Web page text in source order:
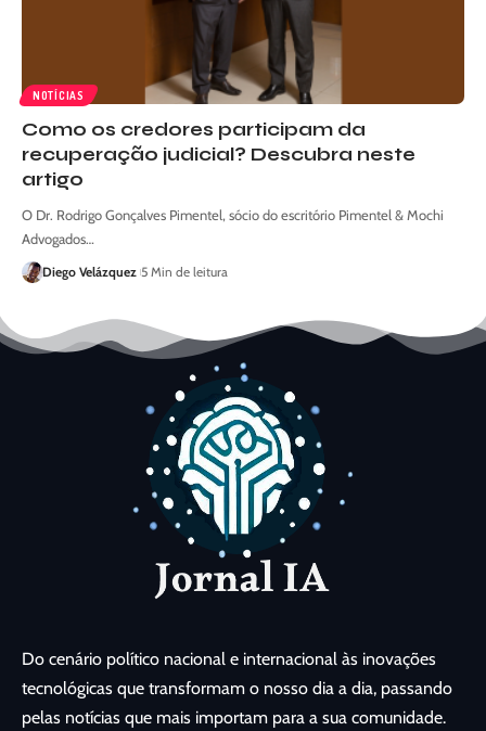
NOTÍCIAS
Como os credores participam da
recuperação judicial? Descubra neste
artigo
O Dr. Rodrigo Gonçalves Pimentel, sócio do escritório Pimentel & Mochi
Advogados…
Diego Velázquez 5 Min de leitura
Do cenário político nacional e internacional às inovações
tecnológicas que transformam o nosso dia a dia, passando
pelas notícias que mais importam para a sua comunidade.